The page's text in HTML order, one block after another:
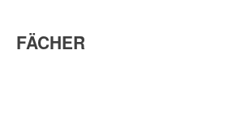
FÄCHER